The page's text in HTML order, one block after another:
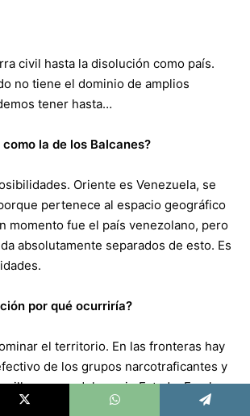
civil hasta la disolución como país.
no tiene el dominio de amplios
tener hasta…
la de los Balcanes?
Oriente es Venezuela, se
pertenece al espacio geográfico
momento fue el país venezolano, pero
absolutamente separados de esto. Es
por qué ocurriría?
el territorio. En las fronteras hay
de los grupos narcotraficantes y
que del propio Estado. En el
el narcotráfico. Las megabandas